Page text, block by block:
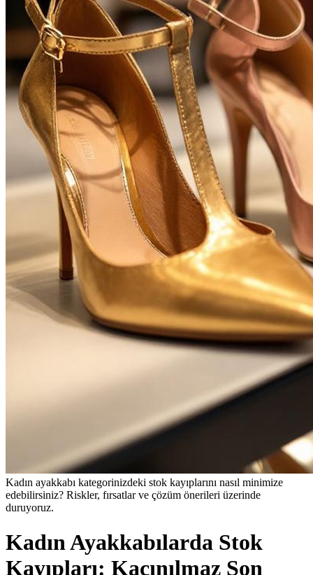
Kadın ayakkabı kategorinizdeki stok kayıplarını nasıl minimize
edebilirsiniz? Riskler, fırsatlar ve çözüm önerileri üzerinde
duruyoruz.
Kadın Ayakkabılarda Stok
Kayıpları: Kaçınılmaz Son